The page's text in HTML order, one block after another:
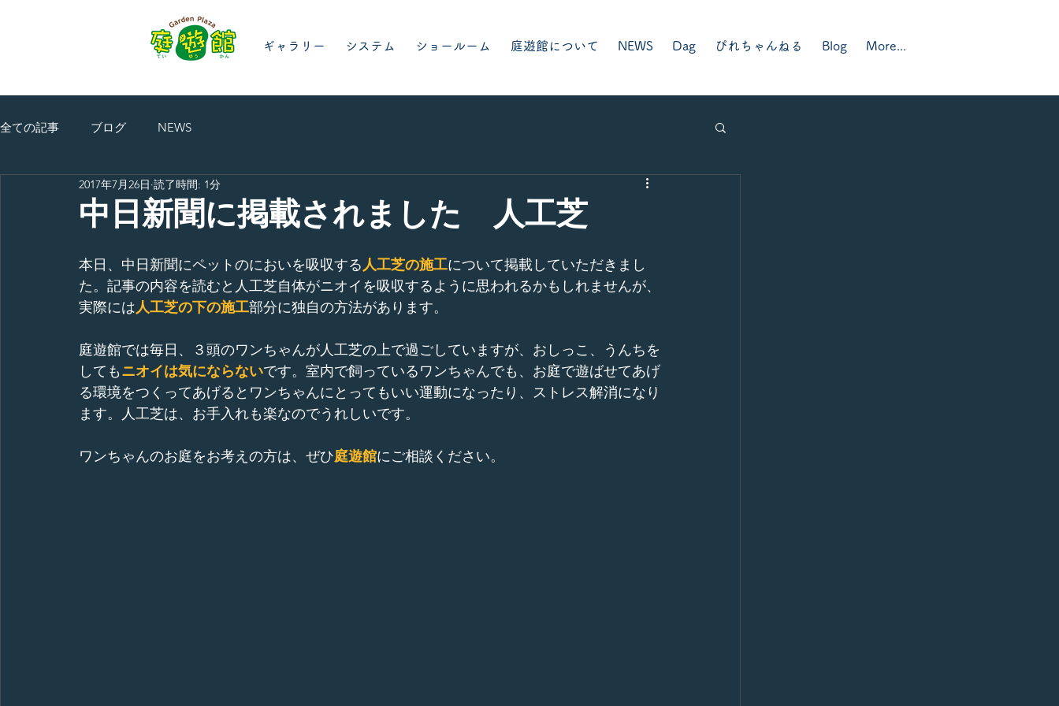
ギャラリー システム ショールーム 庭遊館について NEWS Dag ぴれちゃんねる Blog More...
全ての記事 ブログ NEWS
中日新聞に掲載されました 人工芝
2017年7月26日 読了時間: 1分
本日、中日新聞にペットのにおいを吸収する人工芝の施工について掲載していただきまし
た。記事の内容を読むと人工芝自体がニオイを吸収するように思われるかもしれませんが、
実際には人工芝の下の施工部分に独自の方法があります。
庭遊館では毎日、３頭のワンちゃんが人工芝の上で過ごしていますが、おしっこ、うんちを
してもニオイは気にならないです。室内で飼っているワンちゃんでも、お庭で遊ばせてあげ
る環境をつくってあげるとワンちゃんにとってもいい運動になったり、ストレス解消になり
ます。人工芝は、お手入れも楽なのでうれしいです。
ワンちゃんのお庭をお考えの方は、ぜひ庭遊館にご相談ください。